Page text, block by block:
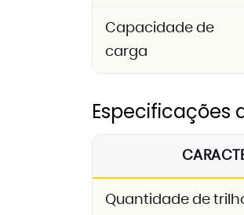
Capacidade de
carga
Especificações
Quantidade de